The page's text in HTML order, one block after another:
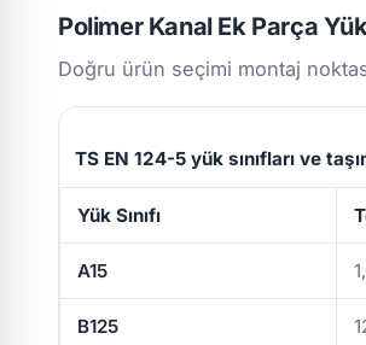
Polimer Kanal Ek Parça Yük
Doğru ürün seçimi montaj
TS EN 124-5 yük sınıfları ve
Yük Sınıfı
A15
B125